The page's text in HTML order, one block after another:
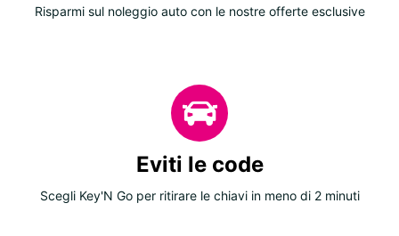
Risparmi sul noleggio auto con le nostre offerte esclusive
Eviti le code
Scegli Key'N Go per ritirare le chiavi in meno di 2 minuti